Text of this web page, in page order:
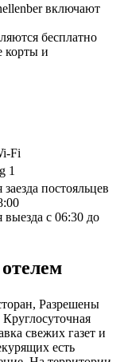
включают
бесплатно
корты и
Fi
1
постояльцев
выезда с 06:30 до
Разрешены
свежих газет и
есть